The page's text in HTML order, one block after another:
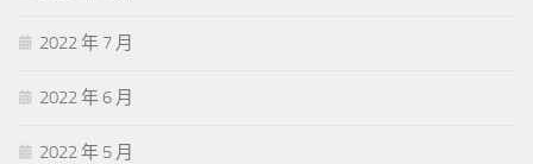
2022 年 7 月
2022 年 6 月
2022 年 5 月